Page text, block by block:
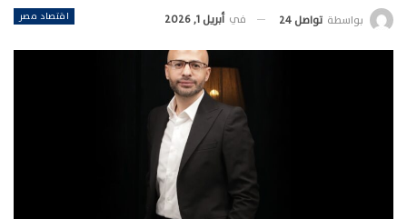
اقتصاد مصر بواسطة تواصل 24 في أبريل 1, 2026